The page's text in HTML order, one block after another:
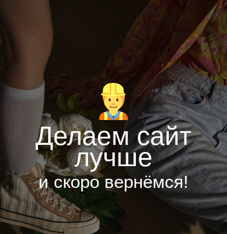
Делаем сайт
лучше
и скоро вернёмся!